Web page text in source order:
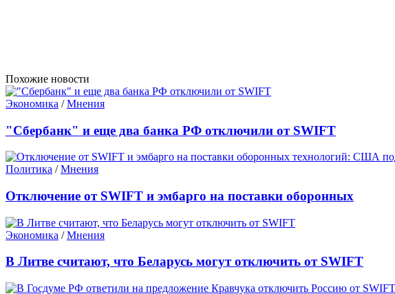
Похожие новости
Экономика /Мнения
"Сбербанк" и еще два банка РФ отключили от SWIFT
Политика /Мнения
Отключение от SWIFT и эмбарго на поставки оборонных
Экономика /Мнения
В Литве считают, что Беларусь могут отключить от SWIFT